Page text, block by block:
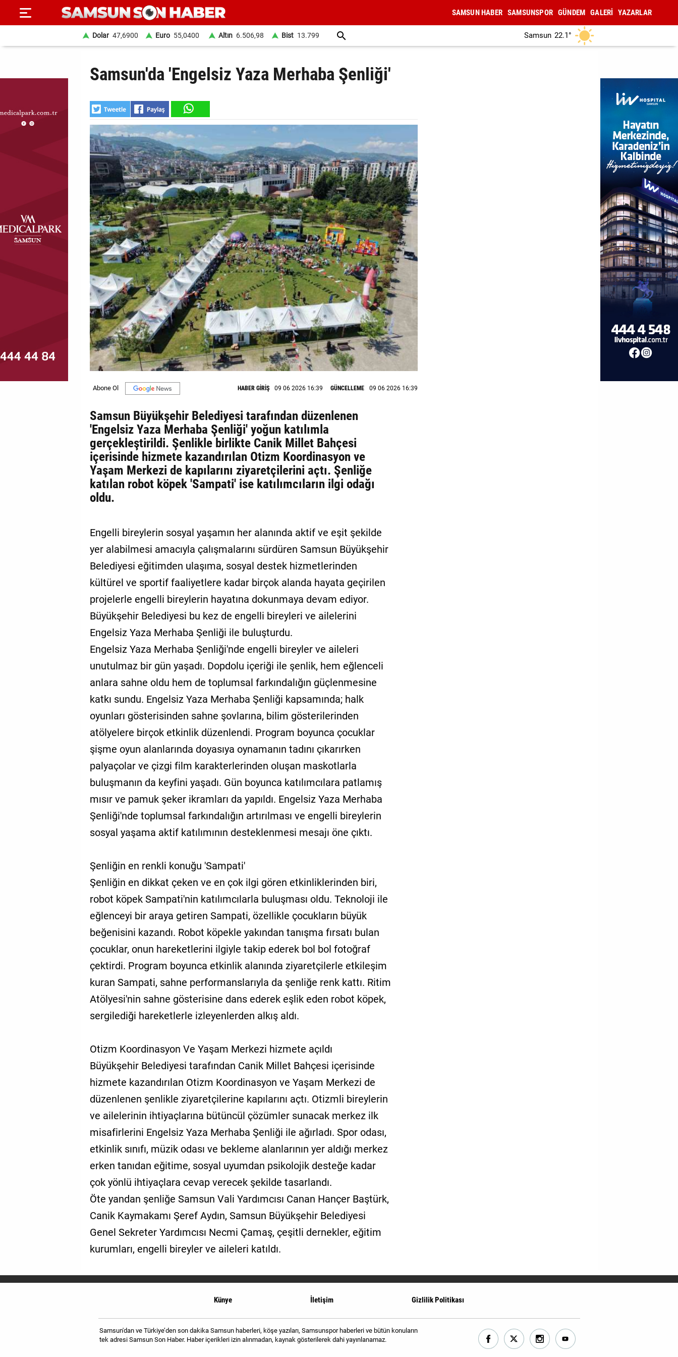
SAYFA
HABER
DÜNYA
MAGAZİN
Künye
İletişim
SAMSUN HABER SAMSUNSPOR GÜNDEM GALERİ YAZARLAR
Dolar 47,6900 Euro 55,0400 Altın 6.506,98 Bist 13.799 Samsun 22.1°
Samsun'da 'Engelsiz Yaza Merhaba Şenliği'
HABER GİRİŞ 09 06 2026 16:39 GÜNCELLEME 09 06 2026 16:39
Samsun Büyükşehir Belediyesi tarafından düzenlenen
'Engelsiz Yaza Merhaba Şenliği' yoğun katılımla
gerçekleştirildi. Şenlikle birlikte Canik Millet Bahçesi
içerisinde hizmete kazandırılan Otizm Koordinasyon ve
Yaşam Merkezi de kapılarını ziyaretçilerini açtı. Şenliğe
katılan robot köpek 'Sampati' ise katılımcıların ilgi odağı
oldu.
Engelli bireylerin sosyal yaşamın her alanında aktif ve eşit şekilde
yer alabilmesi amacıyla çalışmalarını sürdüren Samsun Büyükşehir
Belediyesi eğitimden ulaşıma, sosyal destek hizmetlerinden
kültürel ve sportif faaliyetlere kadar birçok alanda hayata geçirilen
projelerle engelli bireylerin hayatına dokunmaya devam ediyor.
Büyükşehir Belediyesi bu kez de engelli bireyleri ve ailelerini
Engelsiz Yaza Merhaba Şenliği ile buluşturdu.
Engelsiz Yaza Merhaba Şenliği'nde engelli bireyler ve aileleri
unutulmaz bir gün yaşadı. Dopdolu içeriği ile şenlik, hem eğlenceli
anlara sahne oldu hem de toplumsal farkındalığın güçlenmesine
katkı sundu. Engelsiz Yaza Merhaba Şenliği kapsamında; halk
oyunları gösterisinden sahne şovlarına, bilim gösterilerinden
atölyelere birçok etkinlik düzenlendi. Program boyunca çocuklar
şişme oyun alanlarında doyasıya oynamanın tadını çıkarırken
palyaçolar ve çizgi film karakterlerinden oluşan maskotlarla
buluşmanın da keyfini yaşadı. Gün boyunca katılımcılara patlamış
mısır ve pamuk şeker ikramları da yapıldı. Engelsiz Yaza Merhaba
Şenliği'nde toplumsal farkındalığın artırılması ve engelli bireylerin
sosyal yaşama aktif katılımının desteklenmesi mesajı öne çıktı.
Şenliğin en renkli konuğu 'Sampati'
Şenliğin en dikkat çeken ve en çok ilgi gören etkinliklerinden biri,
robot köpek Sampati'nin katılımcılarla buluşması oldu. Teknoloji ile
eğlenceyi bir araya getiren Sampati, özellikle çocukların büyük
beğenisini kazandı. Robot köpekle yakından tanışma fırsatı bulan
çocuklar, onun hareketlerini ilgiyle takip ederek bol bol fotoğraf
çektirdi. Program boyunca etkinlik alanında ziyaretçilerle etkileşim
kuran Sampati, sahne performanslarıyla da şenliğe renk kattı. Ritim
Atölyesi'nin sahne gösterisine dans ederek eşlik eden robot köpek,
sergilediği hareketlerle izleyenlerden alkış aldı.
Otizm Koordinasyon Ve Yaşam Merkezi hizmete açıldı
Büyükşehir Belediyesi tarafından Canik Millet Bahçesi içerisinde
hizmete kazandırılan Otizm Koordinasyon ve Yaşam Merkezi de
düzenlenen şenlikle ziyaretçilerine kapılarını açtı. Otizmli bireylerin
ve ailelerinin ihtiyaçlarına bütüncül çözümler sunacak merkez ilk
misafirlerini Engelsiz Yaza Merhaba Şenliği ile ağırladı. Spor odası,
etkinlik sınıfı, müzik odası ve bekleme alanlarının yer aldığı merkez
erken tanıdan eğitime, sosyal uyumdan psikolojik desteğe kadar
çok yönlü ihtiyaçlara cevap verecek şekilde tasarlandı.
Öte yandan şenliğe Samsun Vali Yardımcısı Canan Hançer Baştürk,
Canik Kaymakamı Şeref Aydın, Samsun Büyükşehir Belediyesi
Genel Sekreter Yardımcısı Necmi Çamaş, çeşitli dernekler, eğitim
kurumları, engelli bireyler ve aileleri katıldı.
Künye İletişim Gizlilik Politikası
Samsun'dan ve Türkiye’den son dakika Samsun haberleri, köşe yazıları, Samsunspor haberleri ve bütün konuların
tek adresi Samsun Son Haber. Haber içerikleri izin alınmadan, kaynak gösterilerek dahi yayınlanamaz.